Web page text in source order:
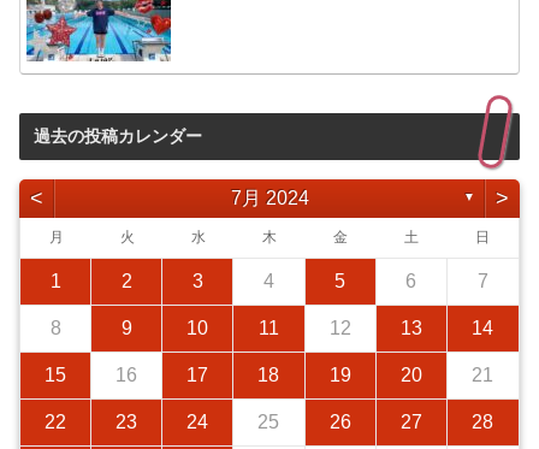
過去の投稿カレンダー
< 7月 2024 ▼ >
月 火 水 木 金 土 日
1 2 3 4 5 6 7
8 9 10 11 12 13 14
15 16 17 18 19 20 21
22 23 24 25 26 27 28